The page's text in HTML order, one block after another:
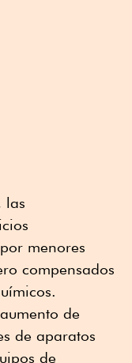
las
menores
compensados
de
de aparatos
de